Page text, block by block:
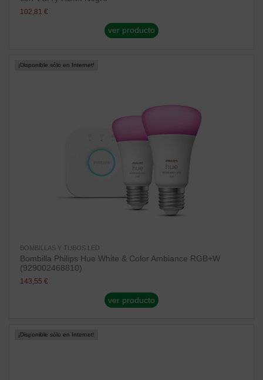
102,81 €
ver producto
¡Disponible sólo en Internet!
BOMBILLAS Y TUBOS LED
Bombilla Philips Hue White & Color Ambiance RGB+W
(929002468810)
143,55 €
ver producto
¡Disponible sólo en Internet!